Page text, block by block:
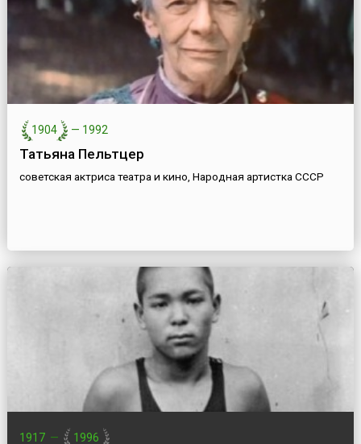
1904 — 1992
Татьяна Пельтцер
советская актриса театра и кино, Народная артистка СССР
1917 — 1996